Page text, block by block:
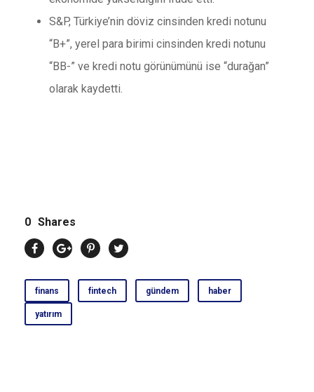
S&P, Türkiye’nin döviz cinsinden kredi notunu
“B+”, yerel para birimi cinsinden kredi notunu
“BB-” ve kredi notu görünümünü ise “durağan”
olarak kaydetti.
0 Shares
finans fintech gündem haber
yatırım